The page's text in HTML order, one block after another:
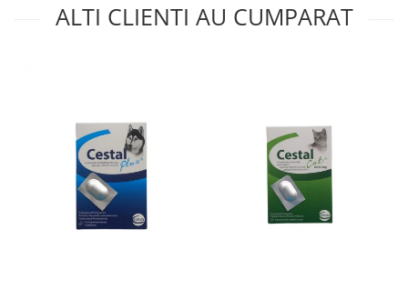
ALTI CLIENTI AU CUMPARAT